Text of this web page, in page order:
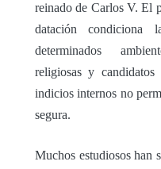
reinado de Carlos V. El
datación
determinados
religiosas y
indicios internos no
segura.
Muchos estudiosos han